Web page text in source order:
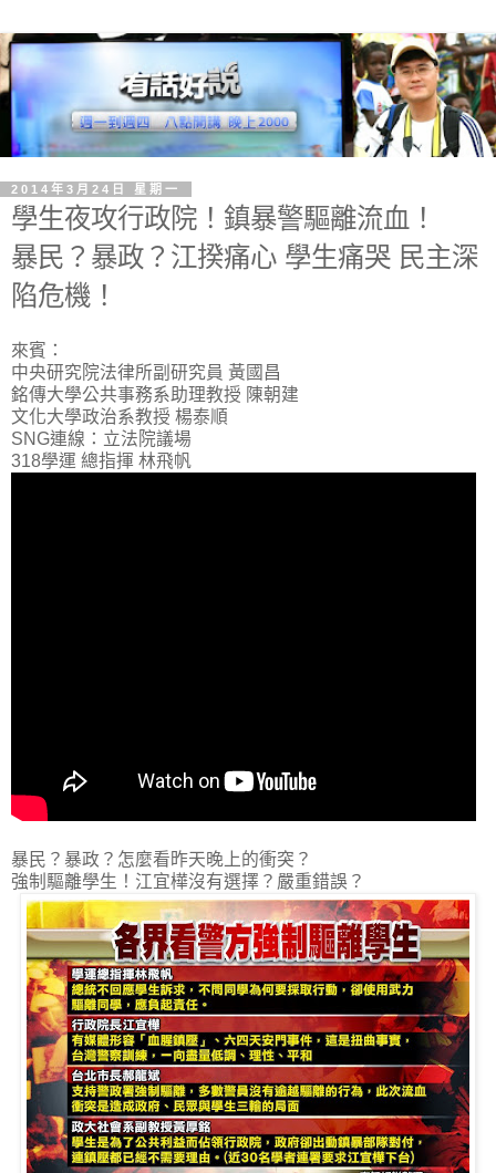
2014年3月24日 星期一
學生夜攻行政院！鎮暴警驅離流血！
暴民？暴政？江揆痛心 學生痛哭 民主深
陷危機！
來賓：
中央研究院法律所副研究員 黃國昌
銘傳大學公共事務系助理教授 陳朝建
文化大學政治系教授 楊泰順
SNG連線：立法院議場
318學運 總指揮 林飛帆
暴民？暴政？怎麼看昨天晚上的衝突？
強制驅離學生！江宜樺沒有選擇？嚴重錯誤？